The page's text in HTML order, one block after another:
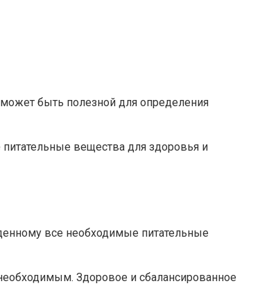
быть полезной для определения
вещества для здоровья и
все необходимые питательные
Здоровое и сбалансированное